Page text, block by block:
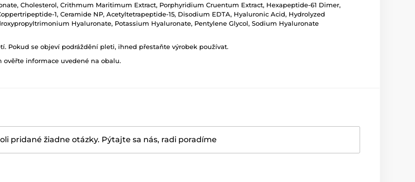
Cholesterol, Crithmum Maritimum Extract, Porphyridium Cruentum Extract, Hexapeptide-61 Dimer,
1, Ceramide NP, Acetyltetrapeptide-15, Disodium EDTA, Hyaluronic Acid, Hydrolyzed
Hyaluronate, Potassium Hyaluronate, Pentylene Glycol, Sodium Hyaluronate
Pokud se objeví podráždění pleti, ihned přestaňte výrobek používat.
informace uvedené na obalu.
pridané žiadne otázky. Pýtajte sa nás, radi poradíme